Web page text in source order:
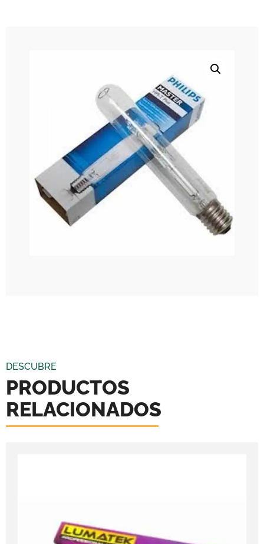
DESCUBRE
PRODUCTOS
RELACIONADOS